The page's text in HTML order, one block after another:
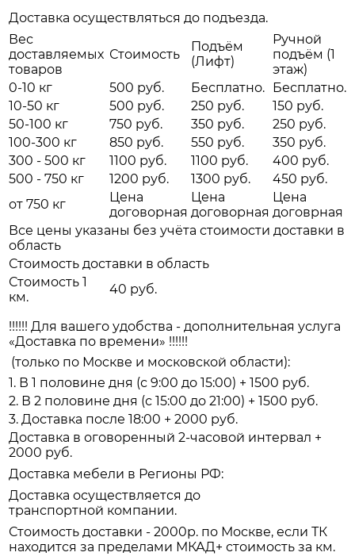
Доставка осуществляться до подъезда.
Вес
доставляемых
товаров
Стоимость
Подъём
(Лифт)
Ручной
подъём (1
этаж)
0-10 кг
500 руб. Бесплатно.
Бесплатно.
10-50 кг
500 руб. 250 руб.
150 руб.
50-100 кг
750 руб. 350 руб.
250 руб.
100-300 кг
850 руб. 550 руб.
350 руб.
300 - 500 кг
1100 руб. 1100 руб.
400 руб.
500 - 750 кг
1200 руб. 1300 руб.
450 руб.
от 750 кг
Цена
договорная
Цена
договорная
Цена
договрная
Все цены указаны без учёта стоимости доставки в
область
Стоимость доставки в область
Стоимость 1
км.
40 руб.
!!!!!! Для вашего удобства - дополнительная услуга
«Доставка по времени» !!!!!!
(только по Москве и московской области):
1. В 1 половине дня (с 9:00 до 15:00) + 1500 руб.
2. В 2 половине дня (с 15:00 до 21:00) + 1500 руб.
3. Доставка после 18:00 + 2000 руб.
Доставка в оговоренный 2-часовой интервал +
2000 руб.
Доставка мебели в Регионы РФ:
Доставка осуществляется до
транспортной компании.
Стоимость доставки - 2000р. по Москве, если ТК
находится за пределами МКАД+ стоимость за км.